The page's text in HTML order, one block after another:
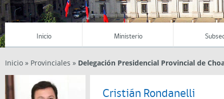
Inicio Ministerio
Inicio» Provinciales » Delegación Presidencial Provincial de
Cristián Rondanelli